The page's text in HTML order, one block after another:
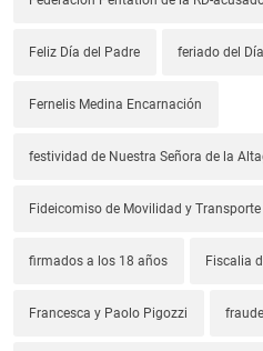
Feliz Día del Padre feriado del
Fernelis Medina Encarnación
festividad de Nuestra Señora de la
Fideicomiso de Movilidad y
firmados a los 18 años Fiscalia
Francesca y Paolo Pigozzi fraude